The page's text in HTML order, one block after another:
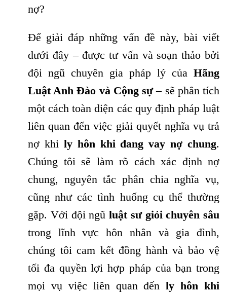
nợ?
Để giải đáp những vấn đề này, bài viết
dưới đây – được tư vấn và soạn thảo bởi
đội ngũ chuyên gia pháp lý của Hãng
Luật Anh Đào và Cộng sự– sẽ phân tích
một cách toàn diện các quy định pháp luật
liên quan đến việc giải quyết nghĩa vụ trả
nợ khi ly hôn khi đang vay nợ chung.
Chúng tôi sẽ làm rõ cách xác định nợ
chung, nguyên tắc phân chia nghĩa vụ,
cũng như các tình huống cụ thể thường
gặp. Với đội ngũ luật sư giỏi chuyên sâu
trong lĩnh vực hôn nhân và gia đình,
chúng tôi cam kết đồng hành và bảo vệ
tối đa quyền lợi hợp pháp của bạn trong
mọi vụ việc liên quan đếnly hôn khi